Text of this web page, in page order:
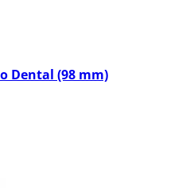
Dental (98 mm)